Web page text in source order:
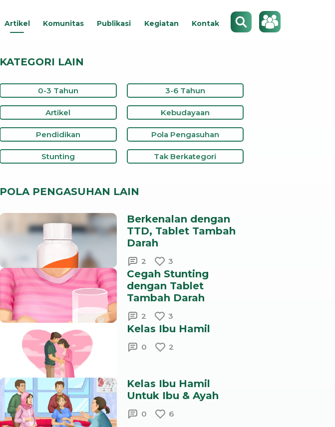
Artikel Komunitas Publikasi Kegiatan Kontak
Search
KATEGORI LAIN
0-3 Tahun 3-6 Tahun
Artikel Kebudayaan
Pendidikan Pola Pengasuhan
Stunting Tak Berkategori
POLA PENGASUHAN LAIN
Berkenalan dengan
TTD, Tablet Tambah
Darah
2 3
Cegah Stunting
dengan Tablet
Tambah Darah
2 3
Kelas Ibu Hamil
0 2
Kelas Ibu Hamil
Untuk Ibu & Ayah
0 6